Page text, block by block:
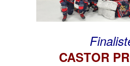
CASTOR